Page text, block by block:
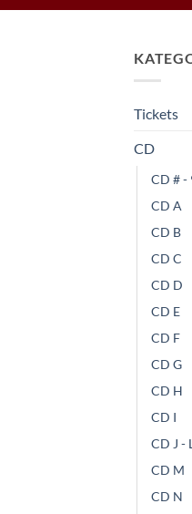
Tickets
CD
CD # -
CD A
CD B
CD C
CD D
CD E
CD F
CD G
CD H
CD I
CD J -
CD M
CD N